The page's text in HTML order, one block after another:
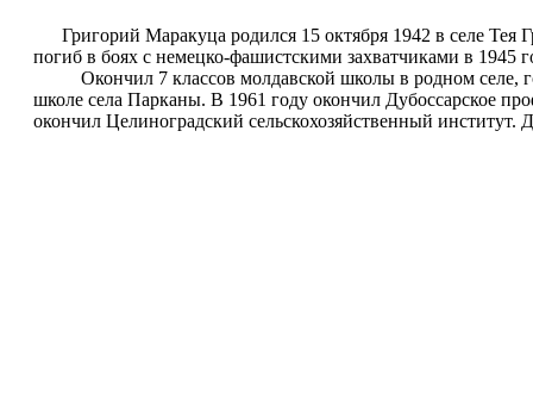
Григорий Маракуца родился 15 октября 1942 в селе Тея
погиб в боях с немецко-фашистскими захватчиками в 1945
Окончил 7 классов молдавской школы в родном селе,
школе села Парканы. В 1961 году окончил Дубоссарское
окончил Целиноградский сельскохозяйственный